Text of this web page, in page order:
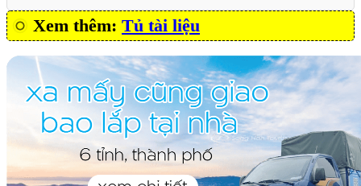
Xem thêm: Tủ tài liệu